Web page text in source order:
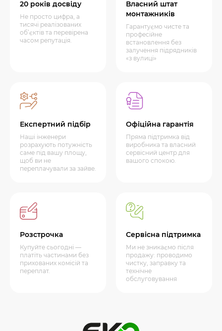
20 років досвіду
Не просто цифра, а
тисячі реалізованих
об’єктів та перевірена
часом репутація.
Власний штат
монтажників
Гарантуємо чисте та
професійне
встановлення без
залучення підрядників
«з вулиці»
Експертний підбір
Наші інженери
розрахують потужність
саме під вашу площу,
щоб ви не
переплачували за зайве.
Офіційна гарантія
Пряма підтримка від
виробника та власний
сервісний центр для
вашого спокою.
Розстрочка
Купуйте сьогодні —
платіть частинами без
прихованих комісій та
переплат.
Сервісна підтримка
Ми не зникаємо після
продажу: проводимо
чистку, заправку та
технічне
обслуговування